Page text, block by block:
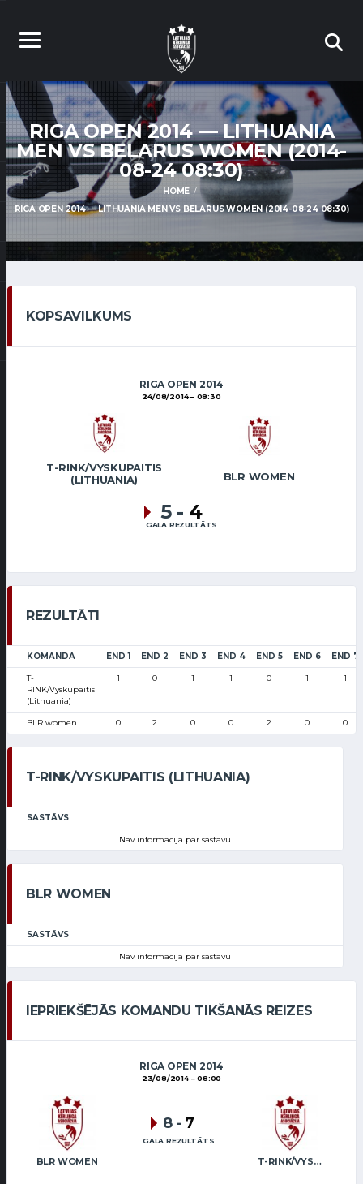
RIGA OPEN 2014 — LITHUANIA
MEN VS BELARUS WOMEN (2014-
08-24 08:30)
HOME
RIGA OPEN 2014 — LITHUANIA MEN VS BELARUS WOMEN (2014-08-24 08:30)
KOPSAVILKUMS
RIGA OPEN 2014
24/08/2014 08:30
T-RINK/VYSKUPAITIS
(LITHUANIA)
BLR WOMEN
5 - 4
GALA REZULTĀTS
REZULTĀTI
KOMANDA END 1 END 2 END 3 END 4 END 5 END 6 END 7
T-
RINK/Vyskupaitis
(Lithuania)
1 0 1 1 0 1 1
BLR women 0 2 0 0 2 0 0
T-RINK/VYSKUPAITIS (LITHUANIA)
SASTĀVS
Nav informācija par sastāvu
BLR WOMEN
SASTĀVS
Nav informācija par sastāvu
IEPRIEKŠĒJĀS KOMANDU TIKŠANĀS REIZES
RIGA OPEN 2014
23/08/2014 08:00
BLR WOMEN T-RINK/VYSKUPAITIS (LITHUANIA)
8 - 7
GALA REZULTĀTS